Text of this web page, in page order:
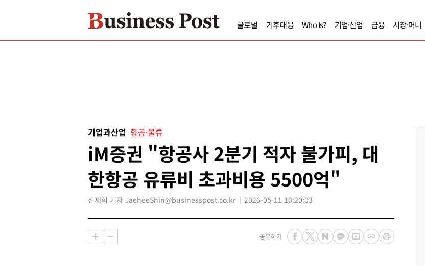
글로벌 기후대응 Who Is? 기업·산업 금융 시장·머니
기업과산업 항공·물류
iM증권 "항공사 2분기 적자 불가피, 대
한항공 유류비 초과비용 5500억"
신재희 기자 JaeheeShin@businesspost.co.kr 2026-05-11 10:20:03
공유하기